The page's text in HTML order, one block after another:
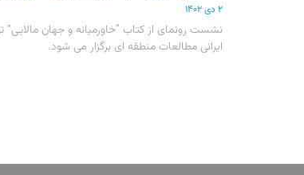
۲ دی ۱۴۰۲
نشست رونمای از کتاب “خاورمیانه و جهان
ایرانی مطالعات منطقه ای برگزار می شود.